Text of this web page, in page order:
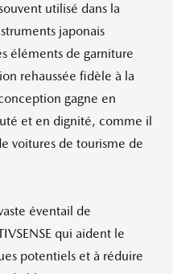
utilisé dans la
japonais
éléments de garniture
rehaussée fidèle à la
gagne en
et en dignité, comme il
voitures de tourisme de
éventail de
qui aident le
potentiels et à réduire